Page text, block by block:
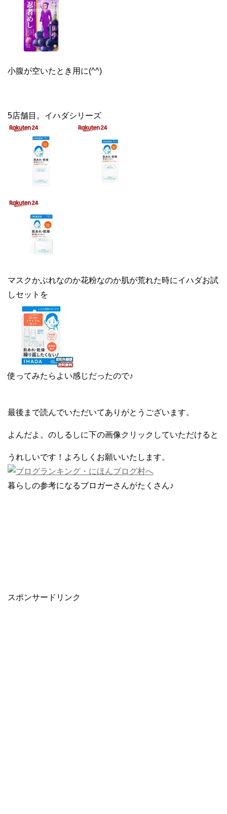
小腹が空いたとき用に(^^)
5店舗目。イハダシリーズ
マスクかぶれなのか花粉なのか肌が荒れた時にイハダお試
しセットを
使ってみたらよい感じだったので♪
最後まで読んでいただいてありがとうございます。
よんだよ。のしるしに下の画像クリックしていただけると
うれしいです！よろしくお願いいたします。
暮らしの参考になるブロガーさんがたくさん♪
スポンサードリンク